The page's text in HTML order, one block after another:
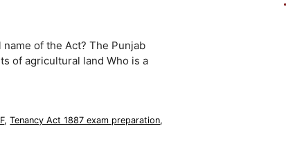
of the Act? The Punjab
of agricultural land Who is a
,Tenancy Act 1887 exam preparation,